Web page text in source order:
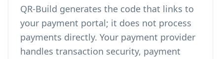
QR-Build generates the code that links to
your payment portal; it does not process
payments directly. Your payment provider
handles transaction security, payment